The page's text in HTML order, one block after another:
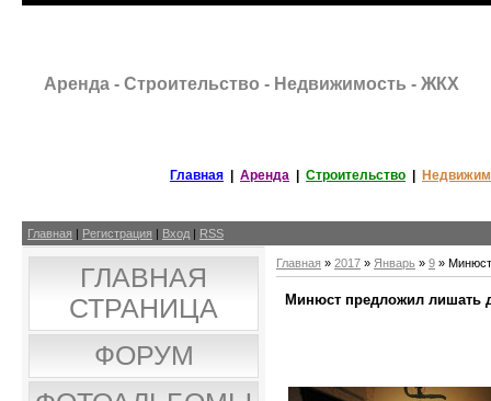
Аренда - Строительство - Недвижимость - ЖКХ
Главная Аренда Строительство
Главная Регистрация Вход RSS
ГЛАВНАЯ
СТРАНИЦА
ФОРУМ
Главная » 2017 » Январь » 9 »
Минюст предложил лишать